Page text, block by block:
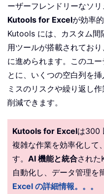
ーザーフレンドリーなソリ
Kutools for Excelが効率
Kutools には、カスタム間
用ツールが搭載されてお
に進められます。このユ
とに、いくつの空白列を
ミスのリスクや繰り返し
削減できます。
Kutools for Excelは300
複雑な作業を効率化して
す。 AI 機能と統合され
自動化し、データ管理を
Excel の詳細情報。。。